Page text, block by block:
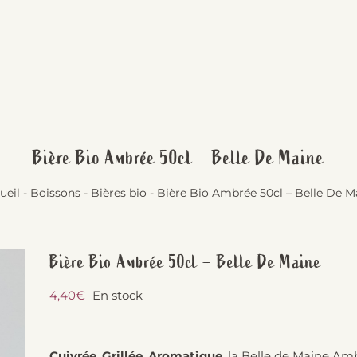
Bière Bio Ambrée 50cl – Belle De Maine
- Boissons- Bières bio - Bière Bio Ambrée 50cl – Belle De
Bière Bio Ambrée 50cl – Belle De Maine
4,40€ En stock